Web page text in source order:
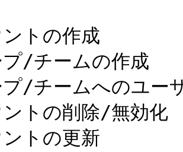
トの作成
/チームの作成
/チームへのユー
トの削除/無効化
トの更新